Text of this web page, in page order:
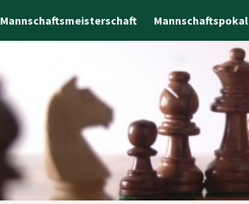
Mannschaftsmeisterschaft Mannschaftspokal